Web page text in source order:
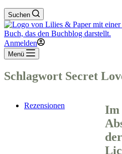
Suchen
Anmelden
Menü
Schlagwort Secret
Rezensionen
Im
der